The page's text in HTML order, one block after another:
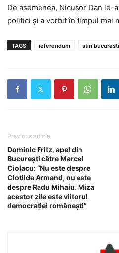
De asemenea, Nicușor Dan
politici și a vorbit în timpul mai
TAGS referendum stiri bucuresti
Previous article
Dominic Fritz, apel din
București către Marcel
Ciolacu: “Nu este despre
Clotilde Armand, nu este
despre Radu Mihaiu. Miza
acestor zile este viitorul
democrației românești”